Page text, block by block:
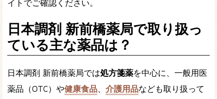
イトでご確認ください。
日本調剤 新前橋薬局で取り扱っ
ている主な薬品は？
日本調剤 新前橋薬局では処方箋薬を中心に、一般用医
薬品（OTC）や健康食品、 介護用品なども取り扱って